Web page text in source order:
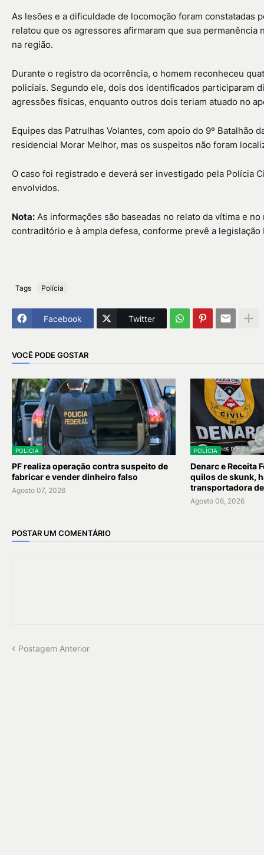
As lesões e a dificuldade de locomoção foram constatadas
relatou que os agressores afirmaram que sua
na região.
Durante o registro da ocorrência, o homem reconheceu
policiais. Segundo ele, dois dos identificados participaram
agressões físicas, enquanto outros dois teriam atuado no
Equipes das Patrulhas Volantes, com apoio do 9º Batalhão
residencial Morar Melhor, mas os suspeitos não foram
O caso foi registrado e deverá ser investigado pela Polícia
envolvidos.
Nota: As informações são baseadas no relato da vítima e
contraditório e à ampla defesa, conforme prevê a legislação
Tags Polícia
Facebook Twitter
VOCÊ PODE GOSTAR
POLÍCIA
PF realiza operação contra suspeito de
fabricar e vender dinheiro falso
Agosto 07, 2026
POLÍCIA
Denarc e Receita
quilos de skunk,
transportadora
Agosto 06, 2026
POSTAR UM COMENTÁRIO
Postagem Anterior